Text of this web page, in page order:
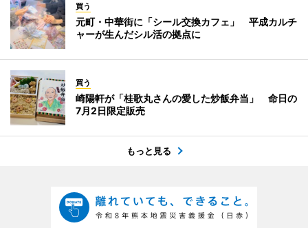
買う
元町・中華街に「シール交換カフェ」 平成カルチ
ャーが生んだシル活の拠点に
買う
崎陽軒が「桂歌丸さんの愛した炒飯弁当」 命日の
7月2日限定販売
もっと見る